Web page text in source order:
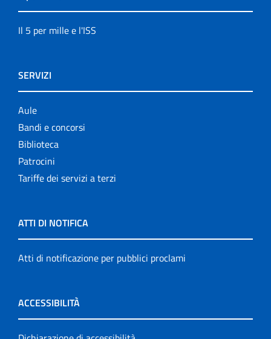
Il 5 per mille e l'ISS
SERVIZI
Aule
Bandi e concorsi
Biblioteca
Patrocini
Tariffe dei servizi a terzi
ATTI DI NOTIFICA
Atti di notificazione per pubblici proclami
ACCESSIBILITÀ